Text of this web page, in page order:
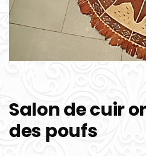
Salon de cuir
des poufs